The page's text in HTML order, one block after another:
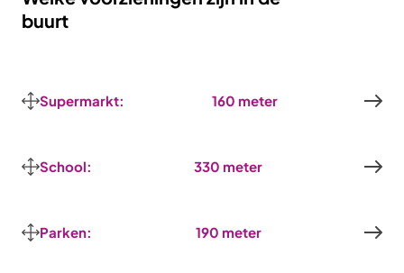
buurt
Supermarkt: 160 meter
School: 330 meter
Parken: 190 meter